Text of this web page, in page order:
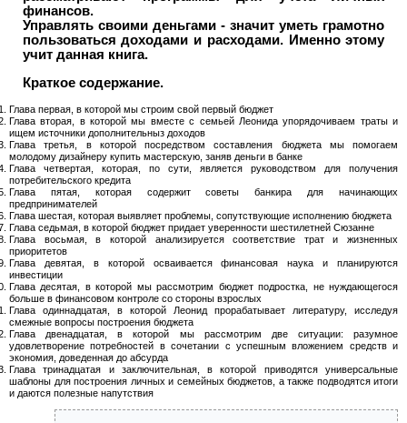
финансов.
Управлять своими деньгами - значит уметь грамотно
пользоваться доходами и расходами. Именно этому
учит данная книга.
Краткое содержание.
Глава первая, в которой мы строим свой первый бюджет
Глава вторая, в которой мы вместе с семьей Леонида упорядочиваем траты и
ищем источники дополнительныз доходов
Глава третья, в которой посредством составления бюджета мы помогаем
молодому дизайнеру купить мастерскую, заняв деньги в банке
Глава четвертая, которая, по сути, является руководством для получения
потребительского кредита
Глава пятая, которая содержит советы банкира для начинающих
предпринимателей
Глава шестая, которая выявляет проблемы, сопутствующие исполнению бюджета
Глава седьмая, в которой бюджет придает уверенности шестилетней Сюзанне
Глава восьмая, в которой анализируется соответствие трат и жизненных
приоритетов
Глава девятая, в которой осваивается финансовая наука и планируются
инвестиции
Глава десятая, в которой мы рассмотрим бюджет подростка, не нуждающегося
больше в финансовом контроле со стороны взрослых
Глава одиннадцатая, в которой Леонид прорабатывает литературу, исследуя
смежные вопросы построения бюджета
Глава двенадцатая, в которой мы рассмотрим две ситуации: разумное
удовлетворение потребностей в сочетании с успешным вложением средств и
экономия, доведенная до абсурда
Глава тринадцатая и заключительная, в которой приводятся универсальные
шаблоны для построения личных и семейных бюджетов, а также подводятся итоги
и даются полезные напутствия